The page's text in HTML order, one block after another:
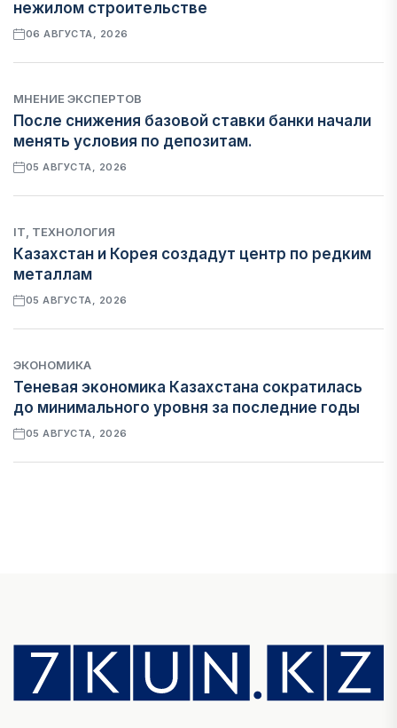
нежилом строительстве
06 АВГУСТА, 2026
МНЕНИЕ ЭКСПЕРТОВ
После снижения базовой ставки банки начали
менять условия по депозитам.
05 АВГУСТА, 2026
IT, ТЕХНОЛОГИЯ
Казахстан и Корея создадут центр по редким
металлам
05 АВГУСТА, 2026
ЭКОНОМИКА
Теневая экономика Казахстана сократилась
до минимального уровня за последние годы
05 АВГУСТА, 2026
ЭКОНОМИКА
Казахстан стал лидером Центральной Азии по
уровню процветания